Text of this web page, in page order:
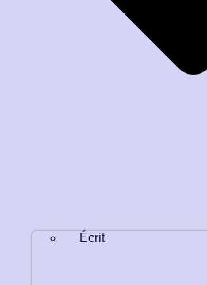
Écrit